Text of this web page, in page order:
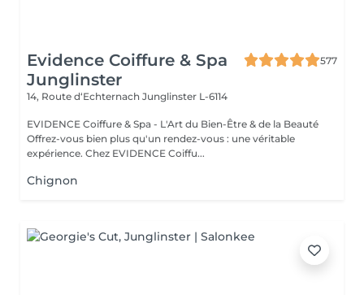
Evidence Coiffure & Spa
Junglinster
577
14, Route d‘Echternach Junglinster L-6114
EVIDENCE Coiffure & Spa - L'Art du Bien-Être & de la Beauté
Offrez-vous bien plus qu'un rendez-vous : une véritable
expérience. Chez EVIDENCE Coiffu...
Chignon